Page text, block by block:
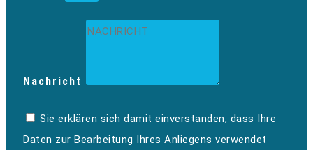
Nachricht
Sie erklären sich damit einverstanden, dass Ihre
Daten zur Bearbeitung Ihres Anliegens verwendet